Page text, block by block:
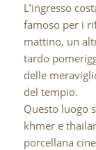
L’ingresso
famoso per i
mattino, un
tardo
delle
del tempio.
Questo luogo
khmer e
porcellana